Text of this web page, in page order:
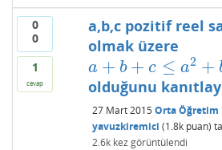
0
0
1
cevap
a,b,c pozitif reel
olmak üzere
a + b + c ≤ a2 +
a+b+c ≤a 2+ b2 +c2
olduğunu
27 Mart 2015 Orta
yavuzkiremici (1.8kpuan)
2.6kkez görüntülendi